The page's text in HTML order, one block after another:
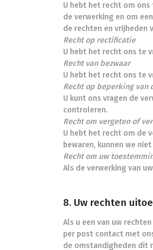
U hebt het recht om
de verwerking en om
de rechten en vrijheden
Recht op rectificatie
U hebt het recht ons te
Recht van bezwaar
U hebt het recht ons te
Recht op beperking van
U kunt ons vragen de
controleren.
Recht om vergeten of
U hebt het recht om de
bewaren, kunnen we
Recht om uw
Als de verwerking van
8. Uw rechten
Als u een van uw
per post contact met
de omstandigheden dit